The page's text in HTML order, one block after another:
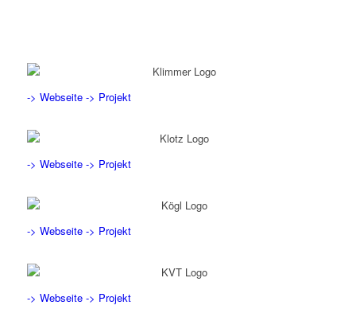
-> Webseite -> Projekt
-> Webseite -> Projekt
-> Webseite -> Projekt
-> Webseite -> Projekt